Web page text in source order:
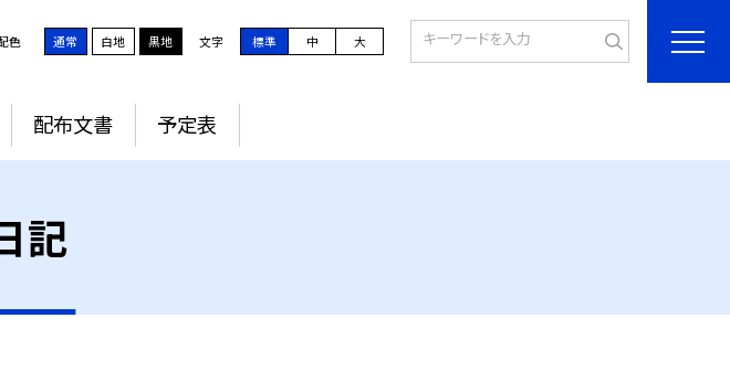
色 通常 白地 黒地 文字 標準 中 大
配布文書 予定表
記